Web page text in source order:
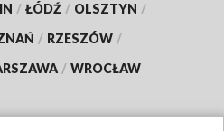
/ ŁÓDŹ / OLSZTYN /
/ RZESZÓW /
/ WROCŁAW